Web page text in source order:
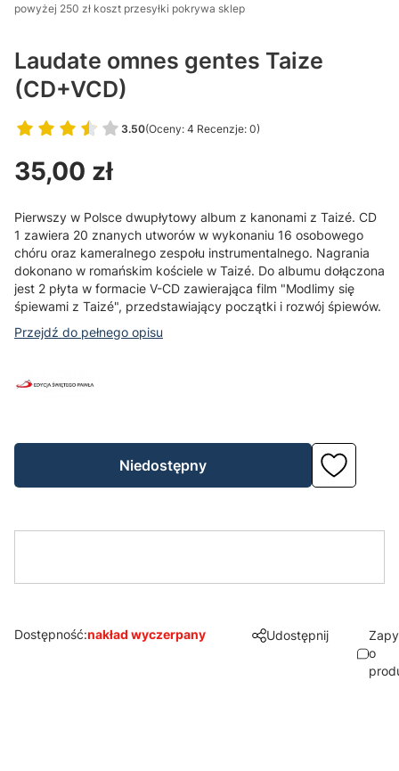
powyżej 250 zł koszt przesyłki pokrywa sklep
Laudate omnes gentes Taize
(CD+VCD)
3.50(Oceny: 4 Recenzje: 0)
Przejdź do sekcji Opinie
Cena
35,00 zł
Pierwszy w Polsce dwupłytowy album z kanonami z Taizé. CD
1 zawiera 20 znanych utworów w wykonaniu 16 osobowego
chóru oraz kameralnego zespołu instrumentalnego. Nagrania
dokonano w romańskim kościele w Taizé. Do albumu dołączona
jest 2 płyta w formacie V-CD zawierająca film "Modlimy się
śpiewami z Taizé", przedstawiający początki i rozwój śpiewów.
Przejdź do pełnego opisu
Niedostępny
Dostępność:nakład wyczerpany Udostępnij
o